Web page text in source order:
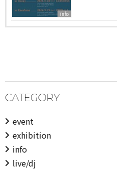
info
CATEGORY
event
exhibition
info
live/dj